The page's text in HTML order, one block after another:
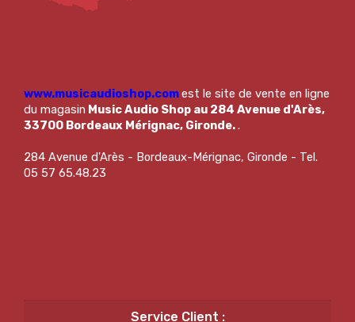
www.musicaudioshop.comest le site de vente en ligne
du magasin Music Audio Shop au 284 Avenue d'Arès,
33700 Bordeaux Mérignac, Gironde..
284 Avenue d'Arès - Bordeaux-Mérignac, Gironde - Tel.
05 57 65.48.23